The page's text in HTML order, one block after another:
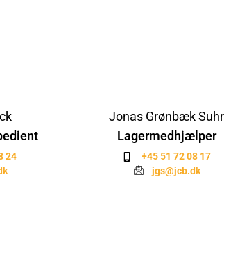
24
Jonas Grønbæk Suhr
Lagermedhjælper
+45 51 72 08 17
jgs@jcb.dk